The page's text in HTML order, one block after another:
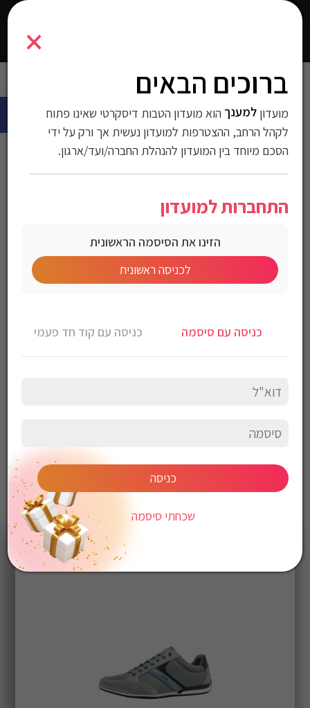
×
ברוכים הבאים
מועדוןלמענך הוא מועדון הטבות דיסקרטי שאינו פתוח
לקהל הרחב, ההצטרפות למועדון נעשית אך ורק על ידי
הסכם מיוחד בין המועדון להנהלת החברה/ועד/ארגון.
התחברות למועדון
הזינו את הסיסמה הראשונית
לכניסה ראשונית
כניסה עם סיסמה כניסה עם קוד חד פעמי
כניסה
שכחתי סיסמה
4000005
>אופנה הנעלה > נעלי סניקרס Hugo Boss לגברים
נעלי סניקרס Hugo Boss
לגברים
מחיר לחברי מועדון
צבע: אפור
סוליה: סינטטי